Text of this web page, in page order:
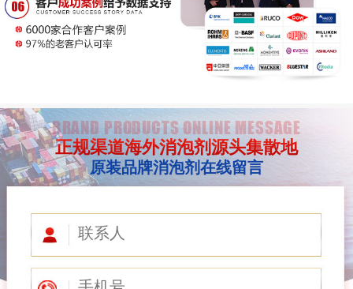
BRAND PRODUCTS ONLINE MESSAGE
正规渠道海外消泡剂源头集散地
原装品牌消泡剂在线留言